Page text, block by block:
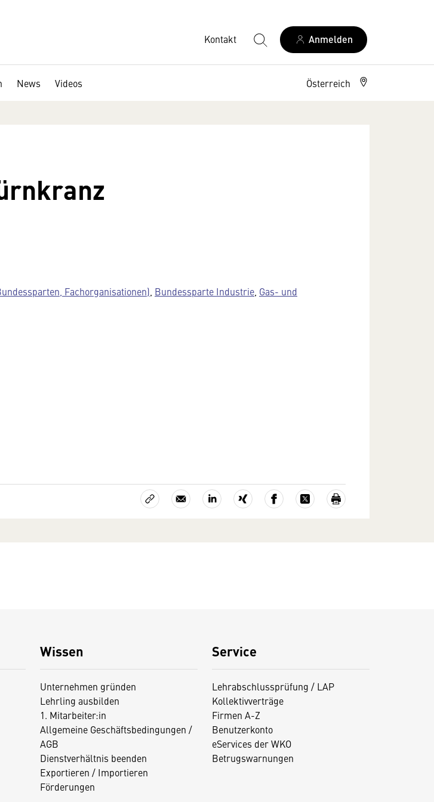
Kontakt Anmelden
News Videos Österreich
Fachorganisationen) Bundessparte Industrie Gas- und
Wissen
Unternehmen gründen
Lehrling ausbilden
1. Mitarbeiter:in
Allgemeine Geschäftsbedingungen /
AGB
Dienstverhältnis beenden
Exportieren / Importieren
Förderungen
Service
Lehrabschlussprüfung / LAP
Kollektivverträge
Firmen A-Z
Benutzerkonto
eServices der WKO
Betrugswarnungen